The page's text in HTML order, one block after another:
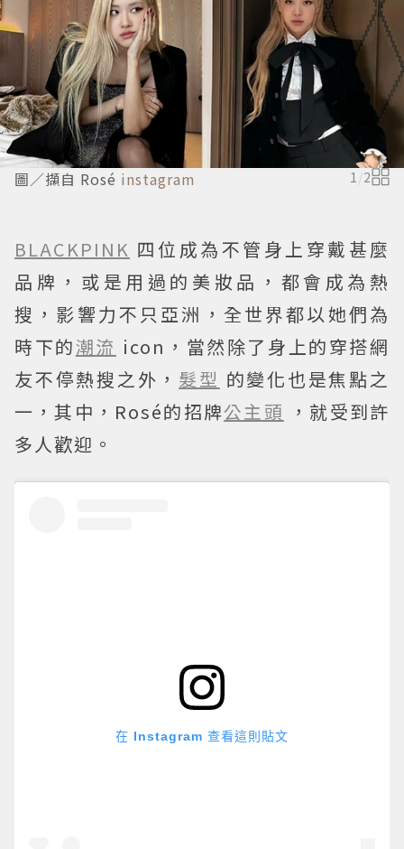
圖／擷自 Rosé instagram 1 /2
BLACKPINK 四位成為不管身上穿戴甚麼
品牌，或是用過的美妝品，都會成為熱
搜，影響力不只亞洲，全世界都以她們為
時下的潮流 icon，當然除了身上的穿搭網
友不停熱搜之外， 髮型 的變化也是焦點之
一，其中，Rosé的招牌公主頭 ，就受到許
多人歡迎。
在 Instagram 查看這則貼文